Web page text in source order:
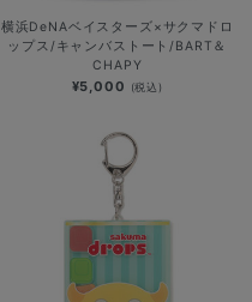
横浜DeNAベイスターズ×サクマドロ
ップス/キャンバストート/BART＆
CHAPY
¥5,000 (税込)